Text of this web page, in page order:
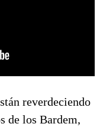
reverdeciendo
de los Bardem,